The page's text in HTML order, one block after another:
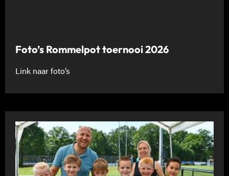
Foto’s Rommelpot toernooi 2026
Link naar foto’s